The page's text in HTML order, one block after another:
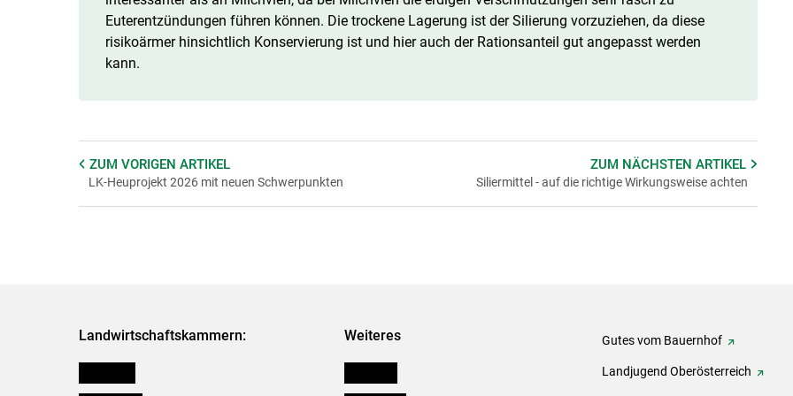
Euterentzündungen führen können. Die trockene Lagerung ist der Silierung vorzuziehen, da diese
risikoärmer hinsichtlich Konservierung ist und hier auch der Rationsanteil gut angepasst werden
kann.
ZUM VORIGEN ARTIKEL
LK-Heuprojekt 2026 mit neuen Schwerpunkten
ZUM NÄCHSTENARTIKEL
Siliermittel - auf die richtige Wirkungsweise achten
Landwirtschaftskammern: Weiteres Gutes vom Bauernhof
Landjugend Oberösterreich